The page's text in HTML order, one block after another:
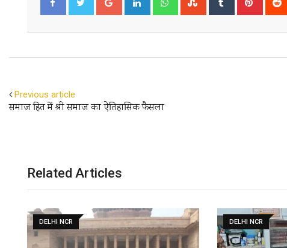
Previous article
समाज हित में श्री समाज का ऐतिहासिक फैसला
Related Articles
DELHI NCR DELHI NCR